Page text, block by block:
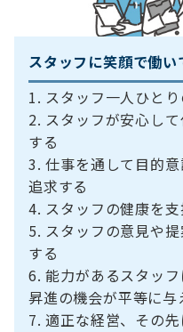
スタッフに笑顔で働
スタッフ一人ひと
スタッフが安心し
する
仕事を通して目的
追求する
スタッフの健康を支
スタッフの意見や
する
能力があるスタッ
昇進の機会が平等に
適正な経営、その